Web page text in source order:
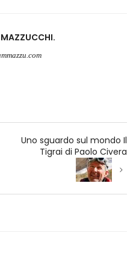
Uno sguardo sul mondo Il
Tigrai di Paolo Civera